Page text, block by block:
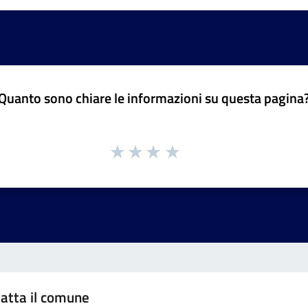
sono chiare le informazioni su questa
il comune